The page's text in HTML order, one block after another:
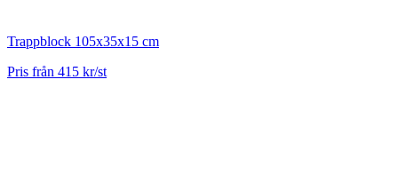
Trappblock 105x35x15 cm
Pris från 415 kr/st